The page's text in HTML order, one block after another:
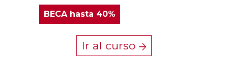
BECAhasta 40%
Ir al curso